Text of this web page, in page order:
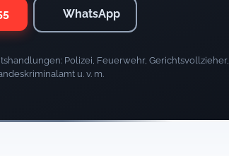
WhatsApp
Polizei, Feuerwehr, Gerichtsvollzieher,
u. v. m.